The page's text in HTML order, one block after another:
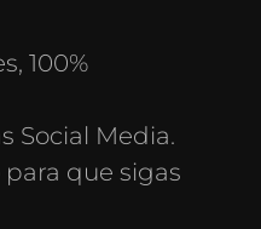
100%
Social Media.
que sigas